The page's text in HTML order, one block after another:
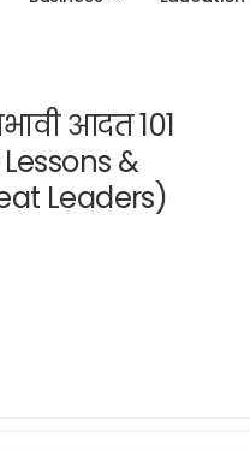
आदत 101
&
Leaders)